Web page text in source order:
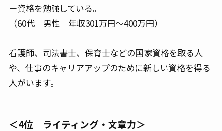
ー資格を勉強している。
（60代 男性 年収301万円～400万円）
看護師、司法書士、保育士などの国家資格を取る人
や、仕事のキャリアアップのために新しい資格を得る
人がいます。
＜4位 ライティング・文章力＞